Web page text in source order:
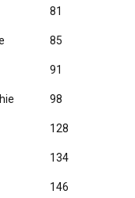
81
85
91
98
128
134
146